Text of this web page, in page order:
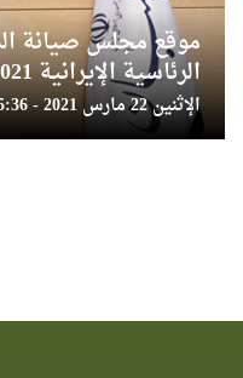
موقع مجلس صيانة
الرئاسية الإيرانية 2021
الإثنين 22 مارس 2021 - 16:35:36